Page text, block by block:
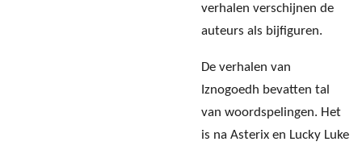
verhalen verschijnen de
auteurs als bijfiguren.
De verhalen van
Iznogoedh bevatten tal
van woordspelingen. Het
is na Asterix en Lucky Luke